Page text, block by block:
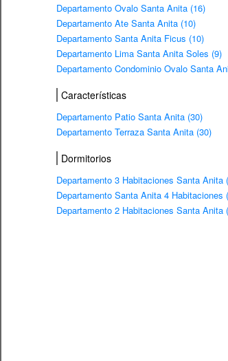
Departamento Ovalo Santa Anita (16)
Departamento Ate Santa Anita (10)
Departamento Santa Anita Ficus (10)
Departamento Lima Santa Anita Soles (9)
Departamento Condominio Ovalo Santa
Características
Departamento Patio Santa Anita (30)
Departamento Terraza Santa Anita (30)
Dormitorios
Departamento 3 Habitaciones Santa Anita
Departamento Santa Anita 4 Habitaciones
Departamento 2 Habitaciones Santa Anita